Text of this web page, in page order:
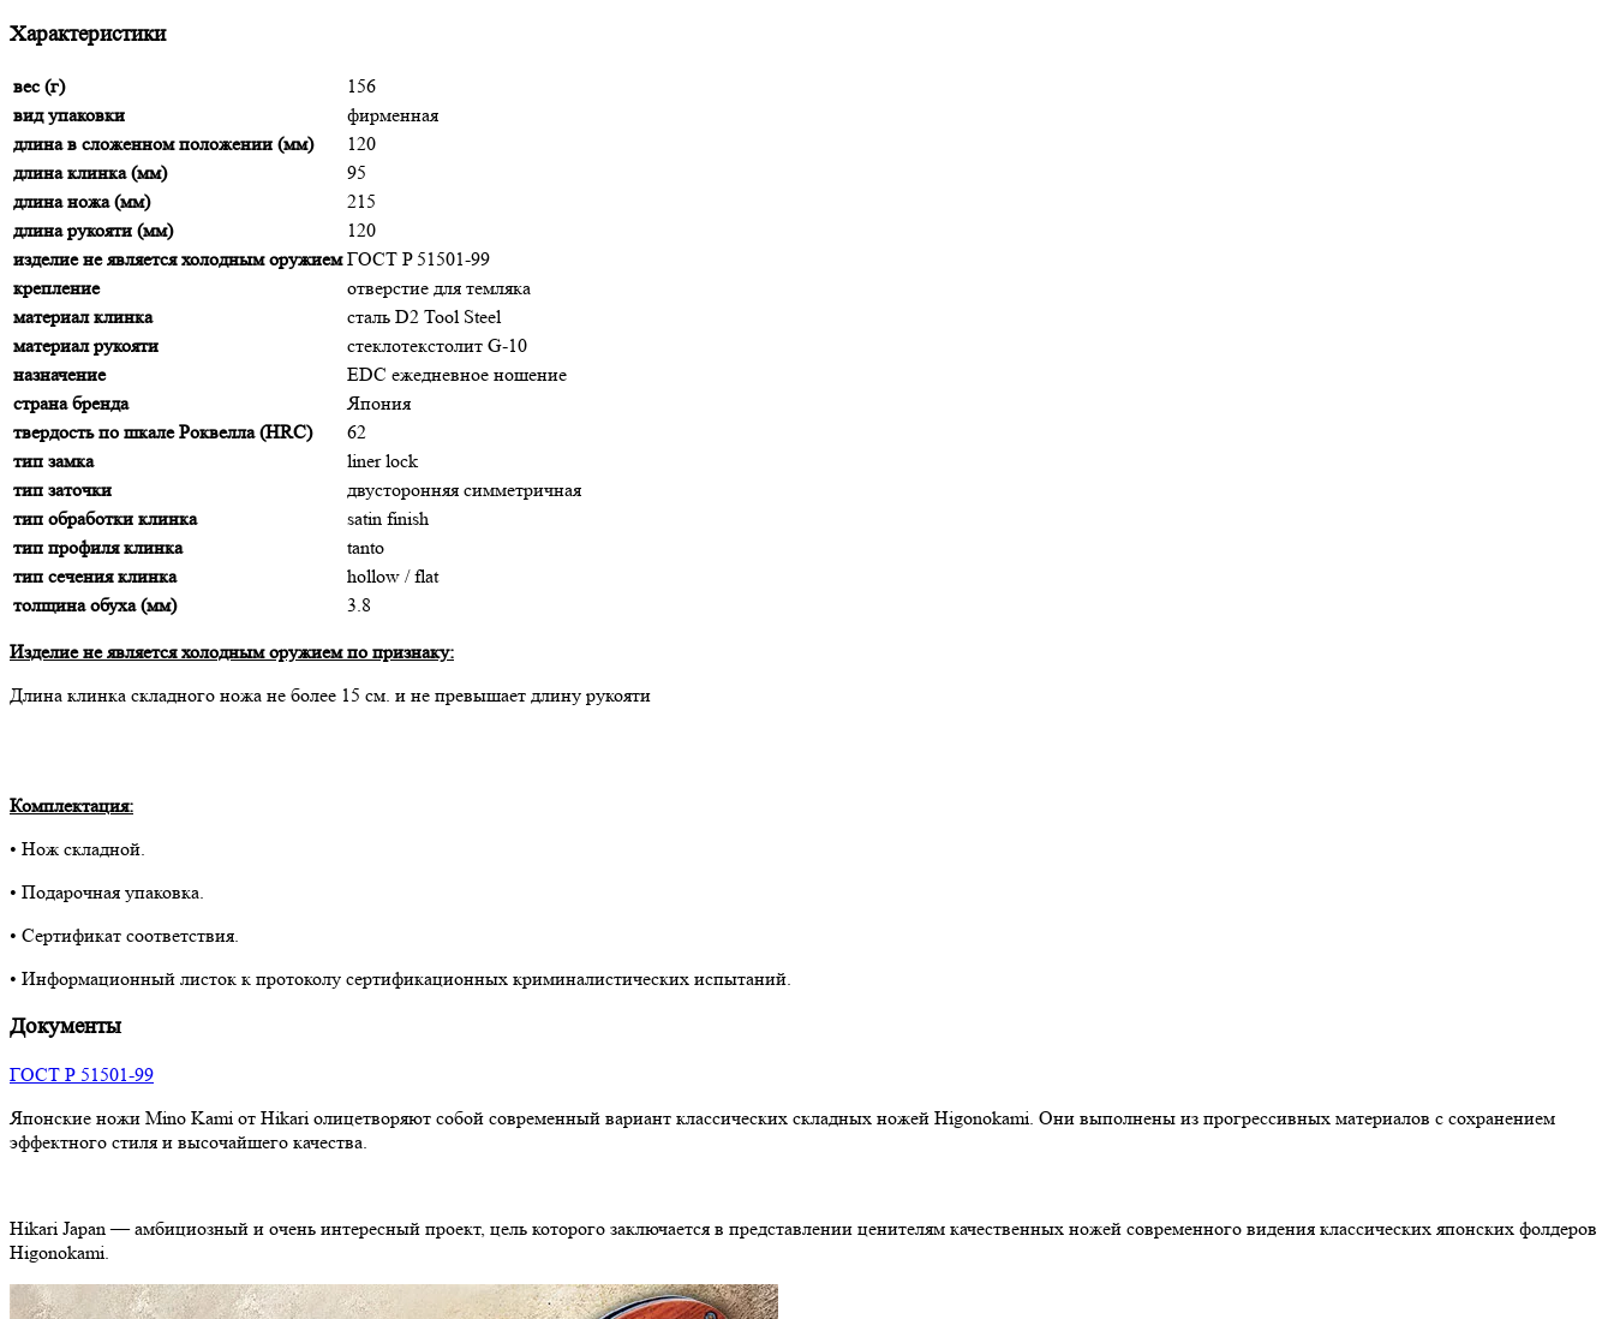
Характеристики
вес (г)
156
вид упаковки
фирменная
длина в сложенном положении (мм)
120
длина клинка (мм)
95
длина ножа (мм)
215
длина рукояти (мм)
120
изделие не является холодным оружием ГОСТ P 51501-99
крепление
отверстие для темляка
материал клинка
сталь D2 Tool Steel
материал рукояти
стеклотекстолит G-10
назначение
EDC ежедневное ношение
страна бренда
Япония
твердость по шкале Роквелла (HRC)
62
тип замка
liner lock
тип заточки
двусторонняя симметричная
тип обработки клинка
satin finish
тип профиля клинка
tanto
тип сечения клинка
hollow / flat
толщина обуха (мм)
3.8
Изделие не является холодным оружием по признаку:
Длина клинка складного ножа не более 15 cм. и не превышает длину рукояти
Комплектация:
• Нож складной.
• Подарочная упаковка.
• Сертификат соответствия.
• Информационный листок к протоколу сертификационных криминалистических испытаний.
Документы
ГОСТ Р 51501-99
Японские ножи Mino Kami от Hikari олицетворяют собой современный вариант классических складных ножей Higonokami. Они выполнены из прогрессивных материалов с сохранением
эффектного стиля и высочайшего качества.
Hikari Japan — амбициозный и очень интересный проект, цель которого заключается в представлении ценителям качественных ножей современного видения классических японских фолдеров
Higonokami.